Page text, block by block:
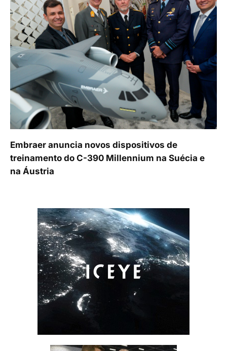
Embraer anuncia novos dispositivos de
treinamento do C-390 Millennium na Suécia e
na Áustria